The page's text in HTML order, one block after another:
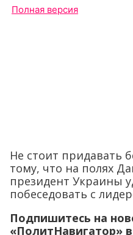
Полная версия
Не стоит придавать
тому, что на полях
президент Украины
побеседовать с
Подпишитесь на
«ПолитНавигатор» в